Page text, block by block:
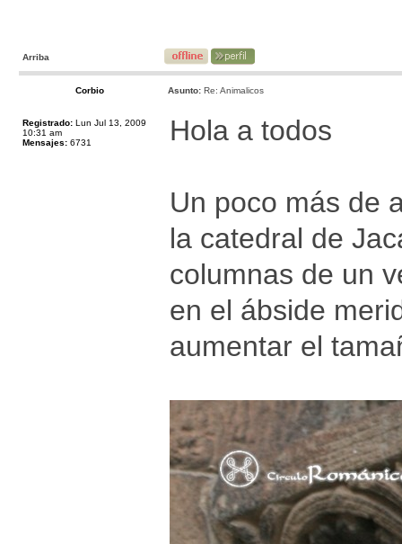
Arriba
Corbio Asunto: Re: Animalicos
Registrado: Lun Jul 13, 2009
10:31 am
Mensajes: 6731 Hola a todos
Un poco más de
la catedral de
columnas de un
en el ábside
aumentar el